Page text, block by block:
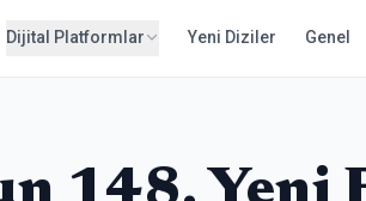
Dijital Platformlar Yeni Diziler Genel